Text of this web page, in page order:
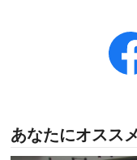
あなたにオススメ